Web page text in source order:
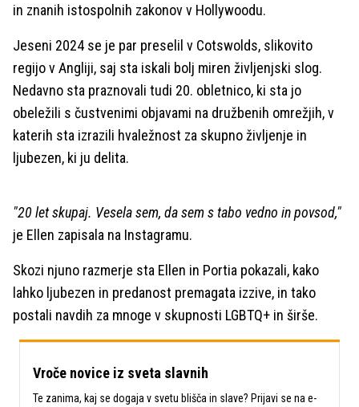
in znanih istospolnih zakonov v Hollywoodu.
Jeseni 2024 se je par preselil v Cotswolds, slikovito
regijo v Angliji, saj sta iskali bolj miren življenjski slog.
Nedavno sta praznovali tudi 20. obletnico, ki sta jo
obeležili s čustvenimi objavami na družbenih omrežjih, v
katerih sta izrazili hvaležnost za skupno življenje in
ljubezen, ki ju delita.
"20 let skupaj. Vesela sem, da sem s tabo vedno in povsod,"
je Ellen zapisala na Instagramu.
Skozi njuno razmerje sta Ellen in Portia pokazali, kako
lahko ljubezen in predanost premagata izzive, in tako
postali navdih za mnoge v skupnosti LGBTQ+ in širše.
Vroče novice iz sveta slavnih
Te zanima, kaj se dogaja v svetu blišča in slave? Prijavi se na e-